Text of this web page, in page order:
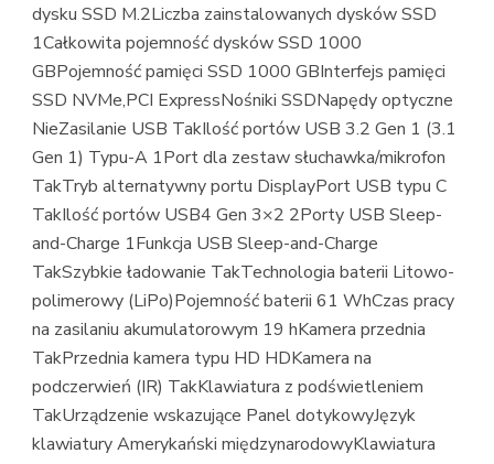
dysku SSD M.2Liczba zainstalowanych dysków SSD
1Całkowita pojemność dysków SSD 1000
GBPojemność pamięci SSD 1000 GBInterfejs pamięci
SSD NVMe,PCI ExpressNośniki SSDNapędy optyczne
NieZasilanie USB TakIlość portów USB 3.2 Gen 1 (3.1
Gen 1) Typu-A 1Port dla zestaw słuchawka/mikrofon
TakTryb alternatywny portu DisplayPort USB typu C
TakIlość portów USB4 Gen 3×2 2Porty USB Sleep-
and-Charge 1Funkcja USB Sleep-and-Charge
TakSzybkie ładowanie TakTechnologia baterii Litowo-
polimerowy (LiPo)Pojemność baterii 61 WhCzas pracy
na zasilaniu akumulatorowym 19 hKamera przednia
TakPrzednia kamera typu HD HDKamera na
podczerwień (IR) TakKlawiatura z podświetleniem
TakUrządzenie wskazujące Panel dotykowyJęzyk
klawiatury Amerykański międzynarodowyKlawiatura